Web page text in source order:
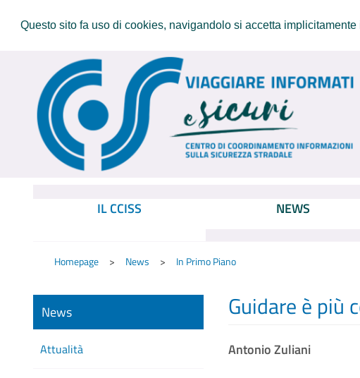
Questo sito fa uso di cookies, navigandolo si accetta
IL CCISS NEWS
Homepage News In Primo Piano
News
Attualità
Guidare è più
Antonio Zuliani